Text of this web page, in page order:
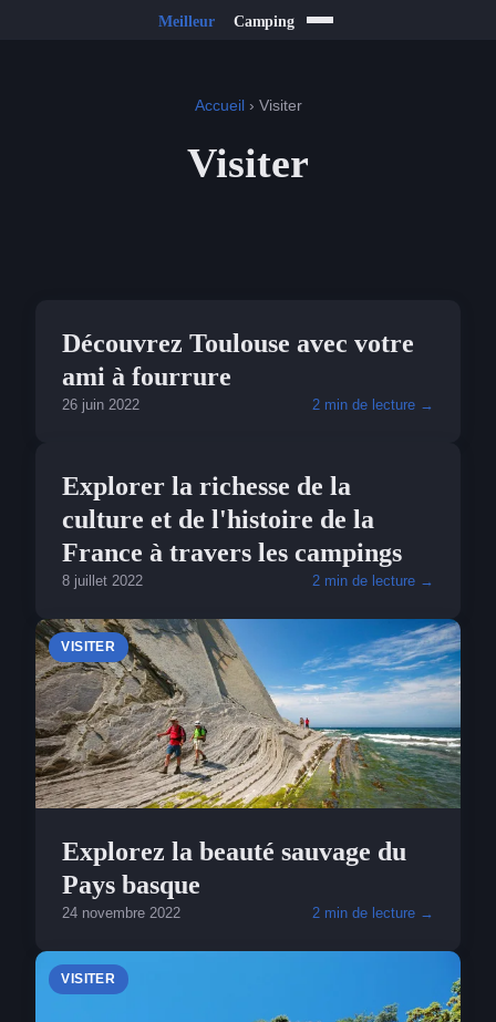
Accueil › Visiter
Visiter
Découvrez Toulouse avec votre
ami à fourrure
26 juin 2022 2 min de lecture →
Explorer la richesse de la
culture et de l'histoire de la
France à travers les campings
8 juillet 2022 2 min de lecture →
VISITER
Explorez la beauté sauvage du
Pays basque
24 novembre 2022 2 min de lecture →
VISITER